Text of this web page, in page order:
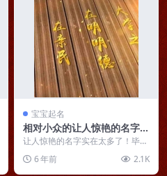
宝宝起名
相对小众的让人惊艳的名字：
舍我其谁、还我河山、水木清
华
让人惊艳的名字实在太多了！毕竟
我曾分析过近1000位明星名人的
名字，而向屠呦呦、...
6 年前 2.1K